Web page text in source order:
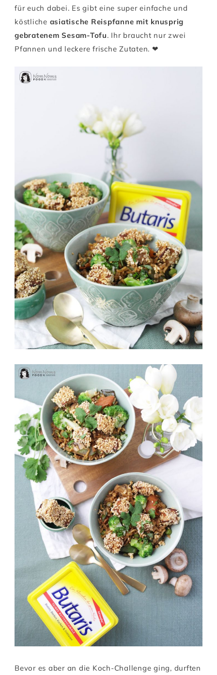
für euch dabei. Es gibt eine super einfache und
köstliche asiatische Reispfanne mit knusprig
gebratenem Sesam-Tofu. Ihr braucht nur zwei
Pfannen und leckere frische Zutaten. ❤
Bevor es aber an die Koch-Challenge ging, durften